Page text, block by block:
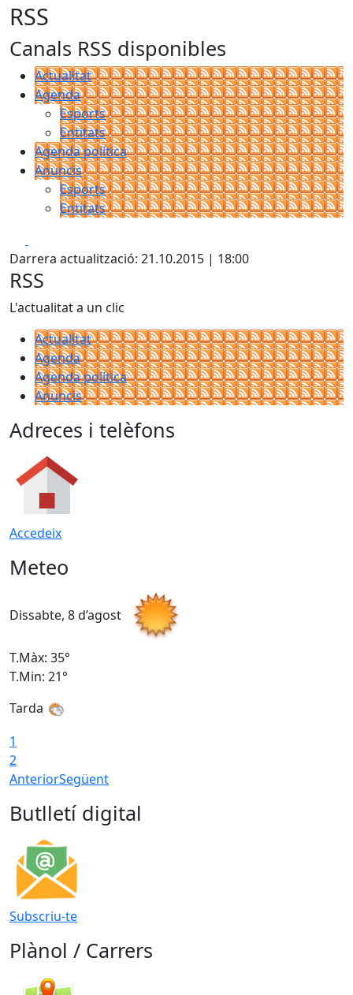
RSS
Canals RSS disponibles
Actualitat
Agenda
Esports
Entitats
Agenda política
Anuncis
Esports
Entitats
Darrera actualització: 21.10.2015 | 18:00
RSS
L'actualitat a un clic
Actualitat
Agenda
Agenda política
Anuncis
Adreces i telèfons
Accedeix
Meteo
Dissabte, 8 d’agost
T.Màx: 35°
T.Min: 21°
Tarda
1
2
AnteriorSegüent
Butlletí digital
Subscriu-te
Plànol / Carrers